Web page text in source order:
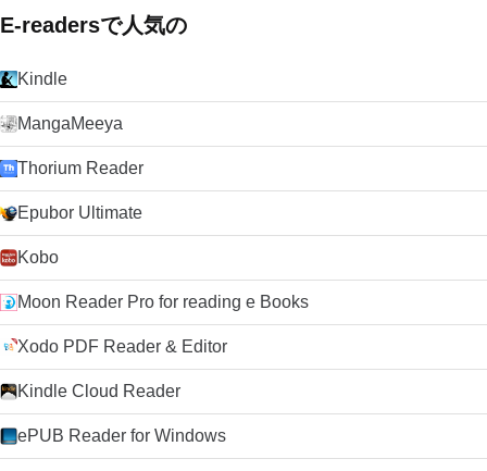
E-readersで人気の
Kindle
MangaMeeya
Thorium Reader
Epubor Ultimate
Kobo
Moon Reader Pro for reading e Books
Xodo PDF Reader & Editor
Kindle Cloud Reader
ePUB Reader for Windows